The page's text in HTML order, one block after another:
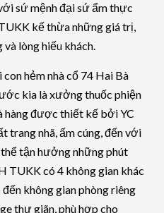
sứ mệnh đại sứ ẩm thực
kế thừa những giá trị,
lòng hiếu khách.
hẻm nhà cổ 74 Hai Bà
kia là xưởng thuốc phiện
hàng được thiết kế bởi YC
trang nhã, ấm cúng, đến với
tận hưởng những phút
TUKK có 4 không gian khác
không gian phòng riêng
thư giãn, phù hợp cho